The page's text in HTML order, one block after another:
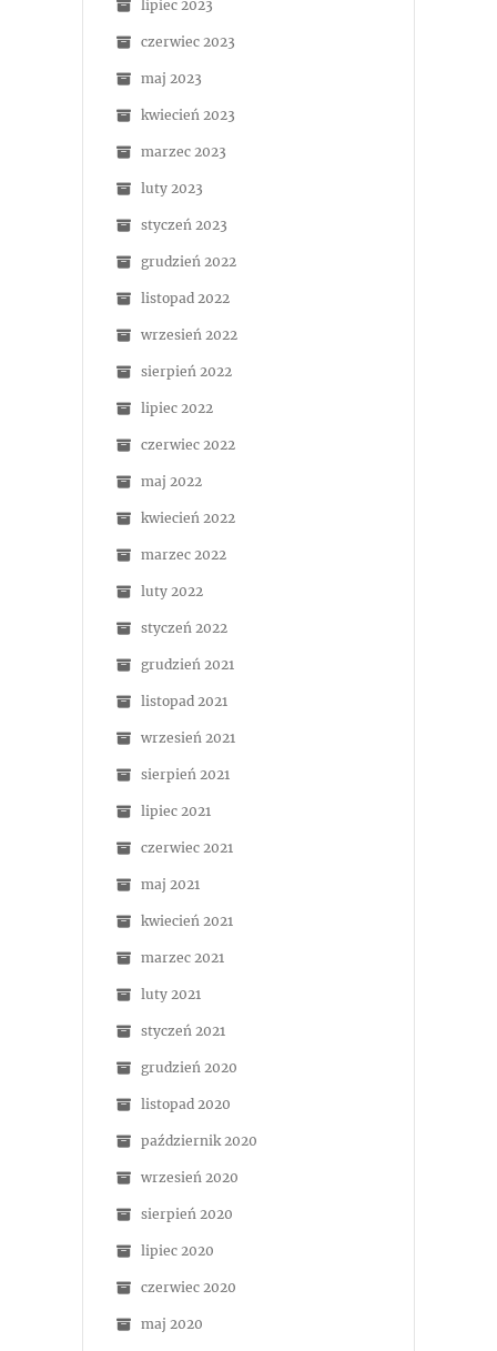
lipiec 2023
czerwiec 2023
maj 2023
kwiecień 2023
marzec 2023
luty 2023
styczeń 2023
grudzień 2022
listopad 2022
wrzesień 2022
sierpień 2022
lipiec 2022
czerwiec 2022
maj 2022
kwiecień 2022
marzec 2022
luty 2022
styczeń 2022
grudzień 2021
listopad 2021
wrzesień 2021
sierpień 2021
lipiec 2021
czerwiec 2021
maj 2021
kwiecień 2021
marzec 2021
luty 2021
styczeń 2021
grudzień 2020
listopad 2020
październik 2020
wrzesień 2020
sierpień 2020
lipiec 2020
czerwiec 2020
maj 2020